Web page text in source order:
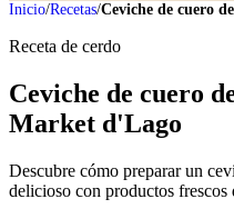
Inicio/Recetas/Ceviche de cuero
Receta de cerdo
Ceviche de cuero
Market d'Lago
Descubre cómo preparar un
delicioso con productos